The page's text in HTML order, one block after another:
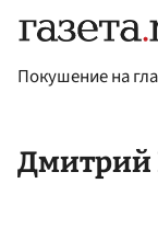
Покушение на
Дмитрий